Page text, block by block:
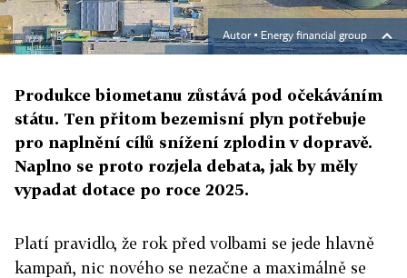
Autor ▪ Energy financial group
Produkce biometanu zůstává pod očekáváním
státu. Ten přitom bezemisní plyn potřebuje
pro naplnění cílů snížení zplodin v dopravě.
Naplno se proto rozjela debata, jak by měly
vypadat dotace po roce 2025.
Platí pravidlo, že rok před volbami se jede hlavně
kampaň, nic nového se nezačne a maximálně se